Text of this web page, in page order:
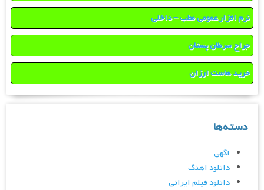
نرم افزار عمومی مطب – داخلی
جراح سرطان پستان
خرید هاست ارزان
دسته‌ها
اگهی
دانلود اهنگ
دانلود فیلم ایرانی